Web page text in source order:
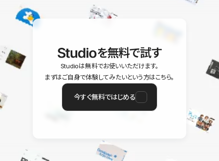
を無料で試す
Studioは無料でお使いいただけます。
まずはご自身で体験してみたいという方はこちら。
今すぐ無料ではじめる